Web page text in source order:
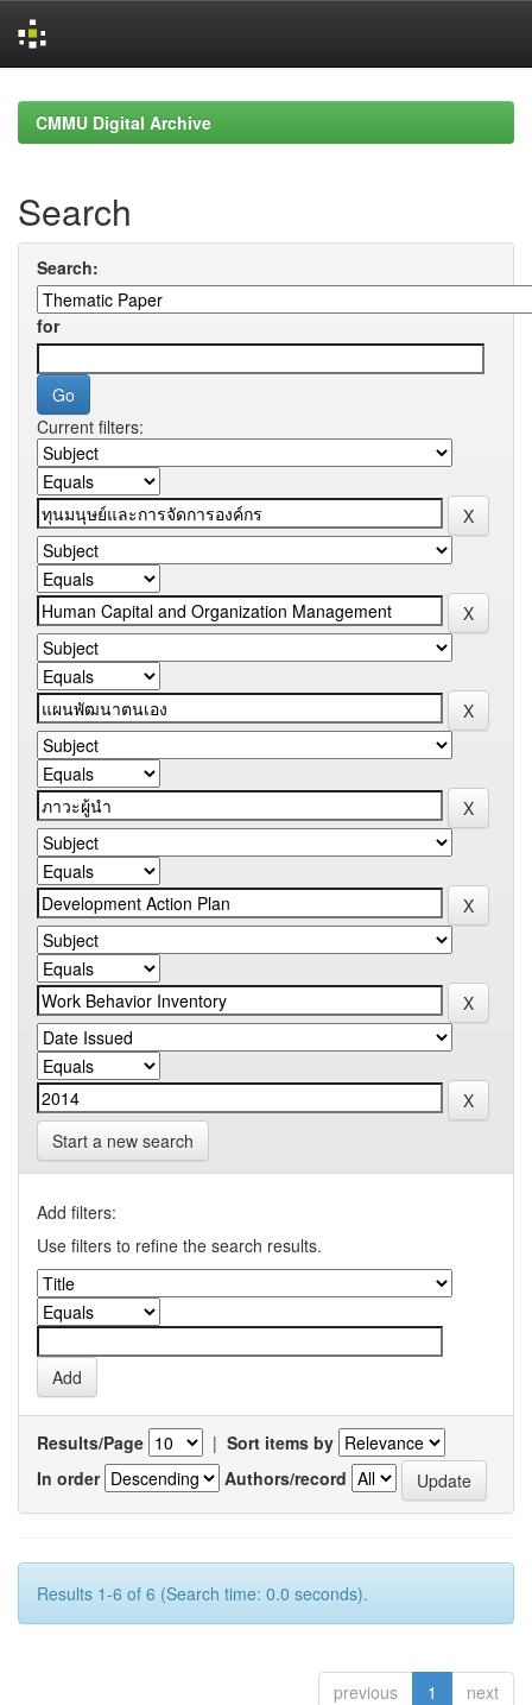
navigationCMMU Digital Archive
Search
Search:
for
Current filters:
Start a new search
Add filters:
Use filters to refine the search results.
Results/Page | Sort items by
In order
Authors/record
Results 1-6 of 6 (Search time: 0.0 seconds).
previous 1 next